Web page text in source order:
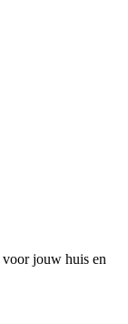
voor jouw huis en